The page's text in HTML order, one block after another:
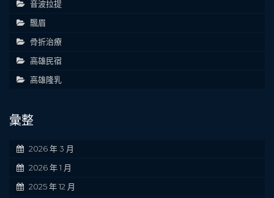
音波拉提
飄眉
骨折治療
高雄民宿
高雄隆乳
彙整
2026 年 3 月
2026 年 1 月
2025 年 12 月